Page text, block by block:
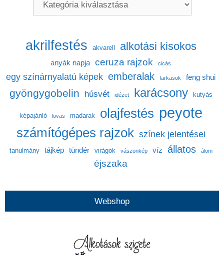
akrilfestés akvarell alkotási kisokos
anyák napja ceruza rajzok cicás
egy színárnyalatú képek emberalak farkasok feng shui
gyöngygobelin húsvét idézet karácsony kutyás
képajánló lovas madarak olajfestés peyote
számítógépes rajzok színek jelentései
tanulmány tájkép tündér virágok vászonkép víz állatos álom
éjszaka
Webshop